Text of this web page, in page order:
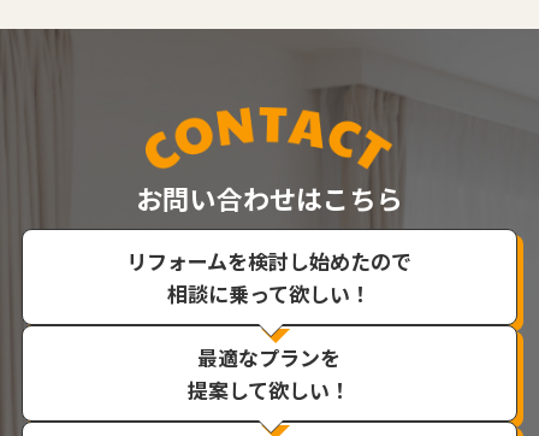
お問い合わせはこちら
リフォームを検討し始めたので
相談に乗って欲しい！
最適なプランを
提案して欲しい！